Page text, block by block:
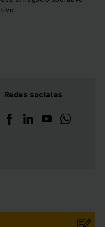
Redes sociales